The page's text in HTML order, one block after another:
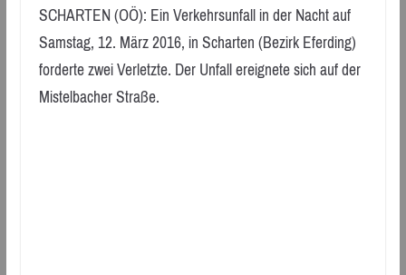
SCHARTEN (OÖ): Ein Verkehrsunfall in der Nacht auf
Samstag, 12. März 2016, in Scharten (Bezirk Eferding)
forderte zwei Verletzte. Der Unfall ereignete sich auf der
Mistelbacher Straße.